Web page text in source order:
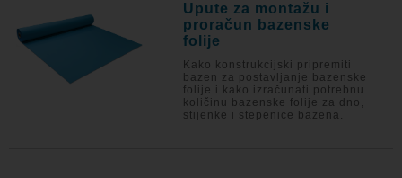
Upute za montažu i
proračun bazenske
folije
Kako konstrukcijski pripremiti
bazen za postavljanje bazenske
folije i kako izračunati potrebnu
količinu bazenske folije za dno,
stijenke i stepenice bazena.